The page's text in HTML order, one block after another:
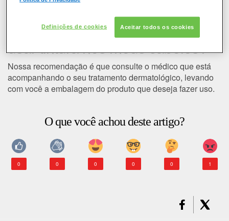
COLORAÇÃO
CABELO
CONSULTORIA DE PRODUTOS LOREAL PARIS
Estou fazendo uso de um
tratamento dermatológico, posso
usar tintura nos meus cabelos?
Nossa recomendação é que consulte o médico que está
acompanhando o seu tratamento dermatológico, levando
com você a embalagem do produto que deseja fazer uso.
O que você achou deste artigo?
0 0 0 0 0 1
Definições de cookies Aceitar todos os cookies